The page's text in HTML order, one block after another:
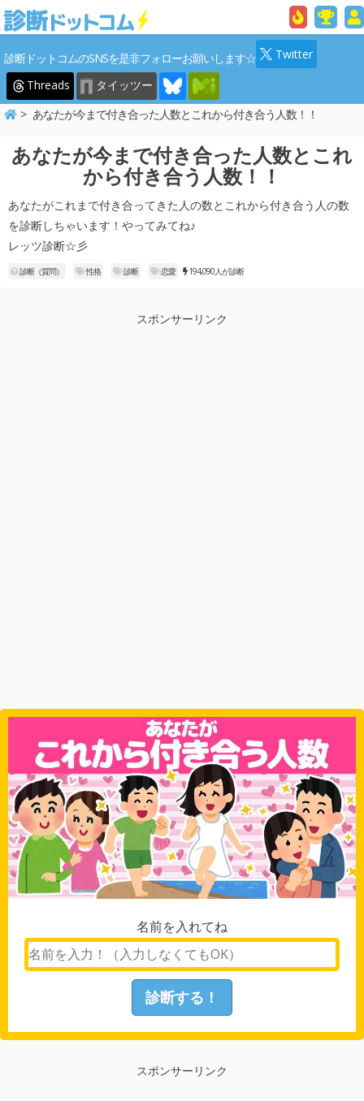
診断ドットコムのSNSを是非フォローお願いします☆
Twitter
Threads
タイッツー
あなたが今まで付き合った人数とこれから付き合う人数！！
あなたが今まで付き合った人数とこれ
から付き合う人数！！
あなたがこれまで付き合ってきた人の数とこれから付き合う人の数
を診断しちゃいます！やってみてね♪
レッツ診断☆彡
診断（質問） 性格 診断 恋愛 194,090人が診断
スポンサーリンク
名前を入れてね
スポンサーリンク